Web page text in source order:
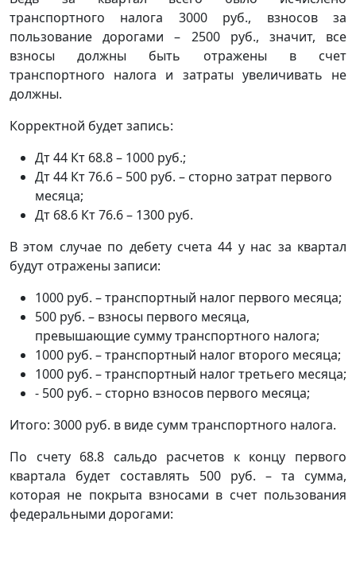
транспортного налога 3000 руб., взносов за
пользование дорогами – 2500 руб., значит, все
взносы должны быть отражены в счет
транспортного налога и затраты увеличивать не
должны.
Корректной будет запись:
Дт 44 Кт 68.8 – 1000 руб.;
Дт 44 Кт 76.6 – 500 руб. – сторно затрат первого
месяца;
Дт 68.6 Кт 76.6 – 1300 руб.
В этом случае по дебету счета 44 у нас за квартал
будут отражены записи:
1000 руб. – транспортный налог первого месяца;
500 руб. – взносы первого месяца,
превышающие сумму транспортного налога;
1000 руб. – транспортный налог второго месяца;
1000 руб. – транспортный налог третьего месяца;
- 500 руб. – сторно взносов первого месяца;
Итого: 3000 руб. в виде сумм транспортного налога.
По счету 68.8 сальдо расчетов к концу первого
квартала будет составлять 500 руб. – та сумма,
которая не покрыта взносами в счет пользования
федеральными дорогами: